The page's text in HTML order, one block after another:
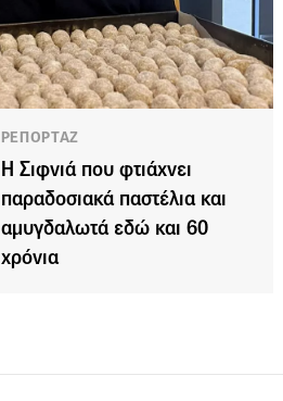
ΡΕΠΟΡΤΑΖ
Η Σιφνιά που φτιάχνει
παραδοσιακά παστέλια και
αμυγδαλωτά εδώ και 60
χρόνια